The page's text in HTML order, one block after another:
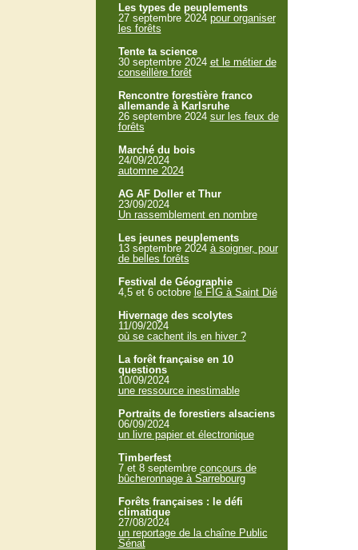
Les types de peuplements
27 septembre 2024 pour organiser
les forêts
Tente ta science
30 septembre 2024 et le métier de
conseillère forêt
Rencontre forestière franco
allemande à Karlsruhe
26 septembre 2024 sur les feux de
forêts
Marché du bois
24/09/2024
automne 2024
AG AF Doller et Thur
23/09/2024
Un rassemblement en nombre
Les jeunes peuplements
13 septembre 2024 à soigner, pour
de belles forêts
Festival de Géographie
4,5 et 6 octobre le FIG à Saint Dié
Hivernage des scolytes
11/09/2024
où se cachent ils en hiver ?
La forêt française en 10
questions
10/09/2024
une ressource inestimable
Portraits de forestiers alsaciens
06/09/2024
un livre papier et électronique
Timberfest
7 et 8 septembre concours de
bûcheronnage à Sarrebourg
Forêts françaises : le défi
climatique
27/08/2024
un reportage de la chaîne Public
Sénat